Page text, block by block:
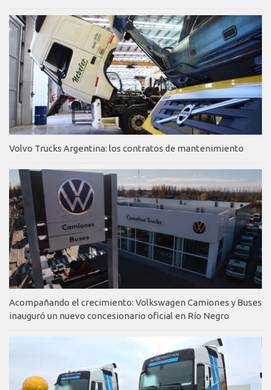
Volvo Trucks Argentina: los contratos de mantenimiento
Acompañando el crecimiento: Volkswagen Camiones y Buses
inauguró un nuevo concesionario oficial en Río Negro